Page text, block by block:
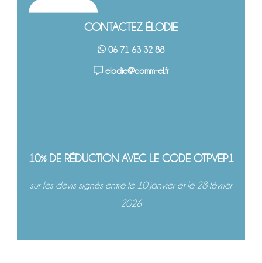
CONTACTEZ ÉLODIE
06 71 63 32 88
elodie@comm-el.fr
10% DE RÉDUCTION AVEC LE CODE OTPVEP1
sur les devis signés entre le 10 janvier et le 28 février
2026